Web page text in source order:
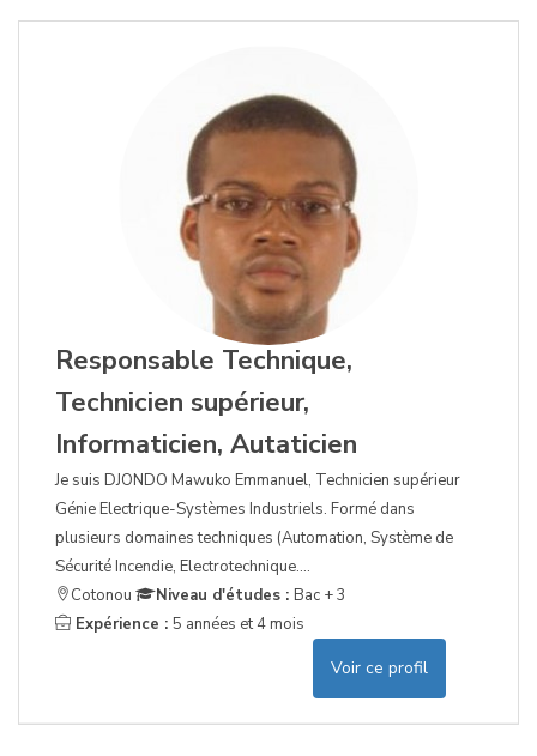
Responsable Technique,
Technicien supérieur,
Informaticien, Autaticien
Je suis DJONDO Mawuko Emmanuel, Technicien supérieur
Génie Electrique-Systèmes Industriels. Formé dans
plusieurs domaines techniques (Automation, Système de
Sécurité Incendie, Electrotechnique....
Cotonou
Niveau d'études : Bac + 3
Expérience : 5 années et 4 mois
Voir ce profil